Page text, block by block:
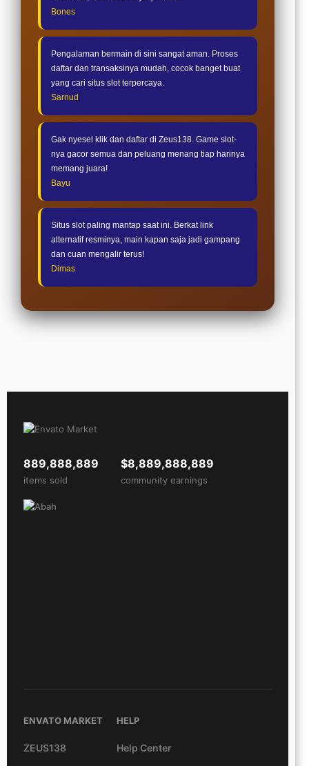
Bones
Pengalaman bermain di sini sangat aman. Proses
daftar dan transaksinya mudah, cocok banget buat
yang cari situs slot terpercaya.
Sarnud
Gak nyesel klik dan daftar di Zeus138. Game slot-
nya gacor semua dan peluang menang tiap harinya
memang juara!
Bayu
Situs slot paling mantap saat ini. Berkat link
alternatif resminya, main kapan saja jadi gampang
dan cuan mengalir terus!
Dimas
ENVATO MARKET
ZEUS138
HELP
Help Center
889,888,889
items sold
$8,889,888,889
community earnings